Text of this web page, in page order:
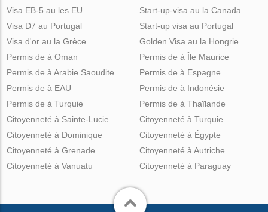
Visa EB-5 au les EU
Visa D7 au Portugal
Visa d'or au la Grèce
Start-up-visa au la Canada
Start-up visa au Portugal
Golden Visa au la Hongrie
Permis de à Oman
Permis de à Arabie Saoudite
Permis de à EAU
Permis de à Turquie
Permis de à Île Maurice
Permis de à Espagne
Permis de à Indonésie
Permis de à Thaïlande
Citoyenneté à Sainte-Lucie
Citoyenneté à Dominique
Citoyenneté à Grenade
Citoyenneté à Vanuatu
Citoyenneté à Turquie
Citoyenneté à Égypte
Citoyenneté à Autriche
Citoyenneté à Paraguay